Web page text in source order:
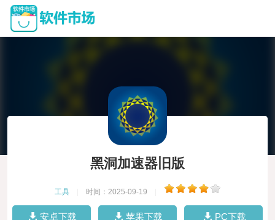
黑洞加速器旧版
工具 时间：2025-09-19
安卓下载 苹果下载 PC下载